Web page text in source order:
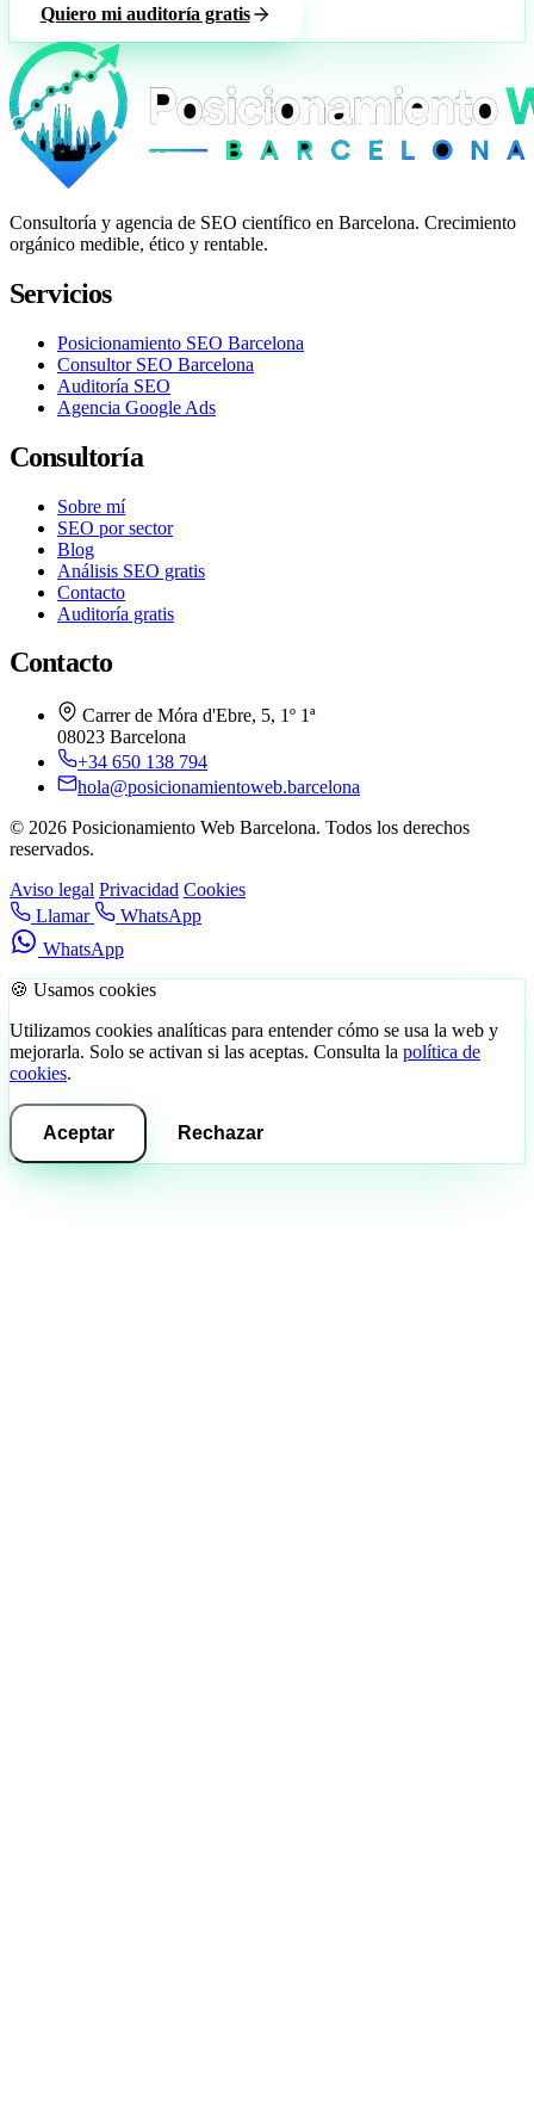
Quiero mi auditoría gratis
Consultoría y agencia de SEO científico en Barcelona. Crecimiento
orgánico medible, ético y rentable.
Servicios
Posicionamiento SEO Barcelona
Consultor SEO Barcelona
Auditoría SEO
Agencia Google Ads
Consultoría
Sobre mí
SEO por sector
Blog
Análisis SEO gratis
Contacto
Auditoría gratis
Contacto
Carrer de Móra d'Ebre, 5, 1º 1ª
08023 Barcelona
+34 650 138 794
hola@posicionamientoweb.barcelona
© 2026 Posicionamiento Web Barcelona. Todos los derechos
reservados.
Aviso legal Privacidad Cookies
Llamar
WhatsApp
WhatsApp
🍪 Usamos cookies
Utilizamos cookies analíticas para entender cómo se usa la web y
mejorarla. Solo se activan si las aceptas. Consulta la política de
cookies.
Aceptar Rechazar